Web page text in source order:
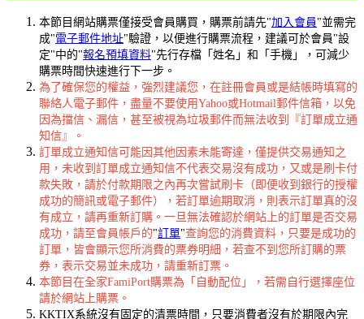
本節目網站購票僅接受會員購買，購票前請先"加入會員 "並需完
成"電子郵件地址"驗證，以便進行購票流程，建議可於會員"設
定"中的"報名預填資料"先行存檔「姓名」和「手機」，可減少
購票時間快速進行下一步。
為了確保您的權益，強烈建議您，在註冊會員或是結帳時填寫的
聯絡人電子郵件，盡量不要使用Yahoo或Hotmail郵件信箱，以免
因為擋信、漏信，甚至被視為垃圾郵件而無法收到『訂單成立通
知信』。
訂單成立通知信可能因其他因素未能寄達，僅提供交易通知之
用，未收到訂單成立通知信不代表交易沒有成功，又或是刷卡付
款失敗，請於付款期限之內再次嘗試刷卡（即便收到銀行的授權
成功的簡訊或電子郵件），若訂單逾期取消，則表示訂單真的沒
有成立，請再重新訂購。一旦無法確認於網站上的訂單是否交易
成功，請至會員帳戶的"訂單"查詢您的消費資料，只要是成功的
訂單，皆會顯示您所消費的票券明細，若查不到您所訂購的票
券，表示交易並未成功，請重新訂票。
本節目在全家FamiPort購票為「自動配位」，若需自行選擇座位
請於網站上購票。
KKTIX系統沒有固定的清票時間，只要消費者沒有於期限內完